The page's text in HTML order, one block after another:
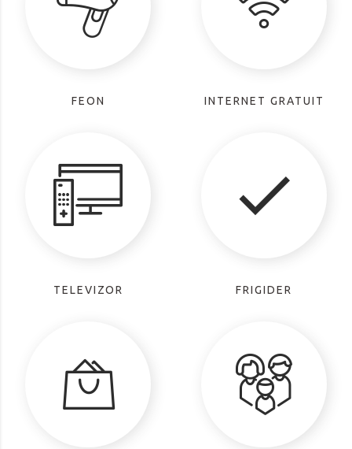
FEON INTERNET GRATUIT
TELEVIZOR FRIGIDER